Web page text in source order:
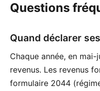
Questions
Quand déclarer
Chaque année, en
revenus. Les revenus
formulaire 2044